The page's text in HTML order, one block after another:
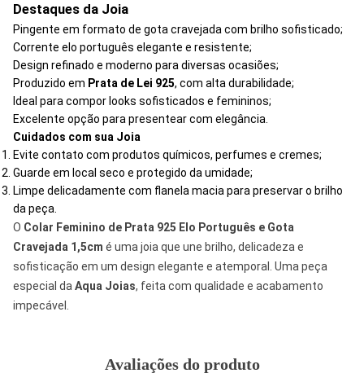
Destaques da Joia
Pingente em formato de gota cravejada com brilho sofisticado;
Corrente elo português elegante e resistente;
Design refinado e moderno para diversas ocasiões;
Produzido em Prata de Lei 925, com alta durabilidade;
Ideal para compor looks sofisticados e femininos;
Excelente opção para presentear com elegância.
Cuidados com sua Joia
Evite contato com produtos químicos, perfumes e cremes;
Guarde em local seco e protegido da umidade;
Limpe delicadamente com flanela macia para preservar o brilho
da peça.
O Colar Feminino de Prata 925 Elo Português e Gota
Cravejada 1,5cm é uma joia que une brilho, delicadeza e
sofisticação em um design elegante e atemporal. Uma peça
especial da Aqua Joias, feita com qualidade e acabamento
impecável.
Avaliações do produto